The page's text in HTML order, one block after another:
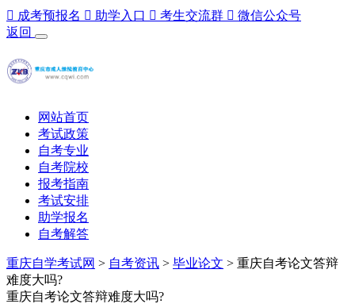
 成考预报名  助学入口  考生交流群  微信公众号
返回
网站首页
考试政策
自考专业
自考院校
报考指南
考试安排
助学报名
自考解答
重庆自学考试网 > 自考资讯 > 毕业论文 > 重庆自考论文答辩
难度大吗?
重庆自考论文答辩难度大吗?